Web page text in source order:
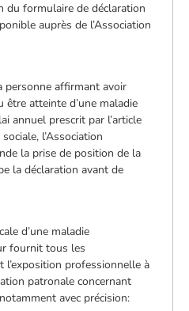
du formulaire de déclaration
auprès de l’Association
personne affirmant avoir
être atteinte d’une maladie
annuel prescrit par l’article
l’Association
la prise de position de la
la déclaration avant de
d’une maladie
fournit tous les
l’exposition professionnelle à
patronale concernant
avec précision: